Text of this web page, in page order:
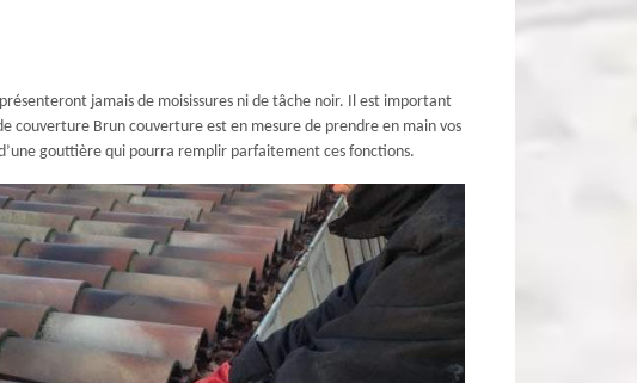
jamais de moisissures ni de tâche noir. Il est important
couverture Brun couverture est en mesure de prendre en main vos
gouttière qui pourra remplir parfaitement ces fonctions.